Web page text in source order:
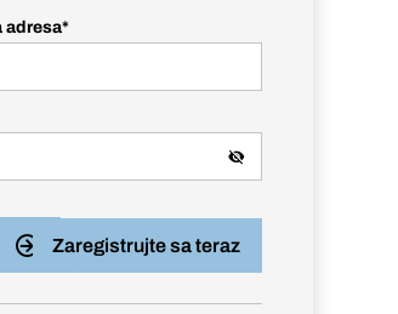
adresa*
Zaregistrujte sa teraz